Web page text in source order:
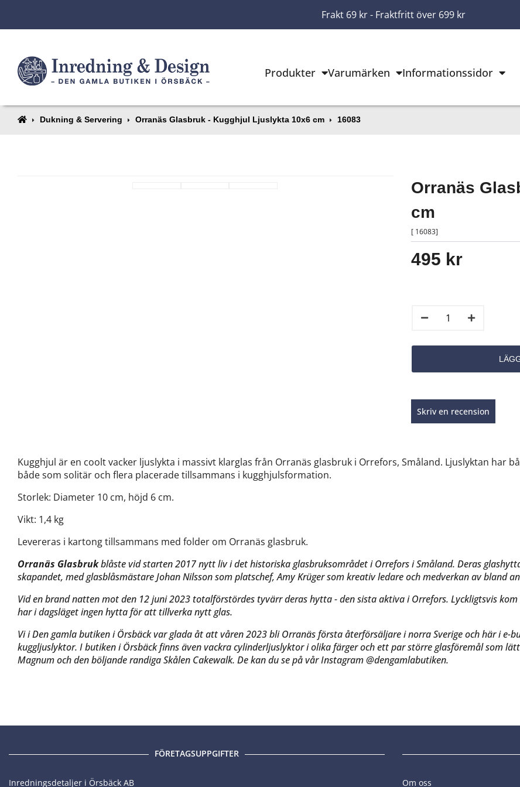
Frakt 69 kr - Fraktfritt över 699 kr
Produkter Varumärken Informationssidor
Dukning & Servering Orranäs Glasbruk - Kugghjul Ljuslykta 10x6 cm 16083
Orranäs
cm
[ 16083]
495 kr
Skriv en recension
Kugghjul är en coolt vacker ljuslykta i massivt klarglas från Orranäs glasbruk i Orrefors, Småland. Ljuslyktan har
både som solitär och flera placerade tillsammans i kugghjulsformation.
Storlek: Diameter 10 cm, höjd 6 cm.
Vikt: 1,4 kg
Levereras i kartong tillsammans med folder om Orranäs glasbruk.
Orranäs Glasbrukblåste vid starten 2017 nytt liv i det historiska glasbruksområdet i Orrefors i Småland. Deras
skapandet, med glasblåsmästare Johan Nilsson som platschef, Amy Krüger som kreativ ledare och medverkan av bland
Vid en brand natten mot den 12 juni 2023 totalförstördes tyvärr deras hytta - den sista aktiva i Orrefors. Lyckligtsvis
har i dagsläget ingen hytta för att tillverka nytt glas.
Vi i Den gamla butiken i Örsbäck var glada åt att våren 2023 bli Orranäs första återförsäljare i norra Sverige och här i
kuggljuslyktor. I butiken i Örsbäck finns även vackra cylinderljuslyktor i olika färger och ett par större glasföremål som
Magnum och den böljande randiga Skålen Cakewalk. De kan du se på vårInstagram @dengamlabutiken.
FÖRETAGSUPPGIFTER
Inredningsdetaljer i Örsbäck AB Om oss